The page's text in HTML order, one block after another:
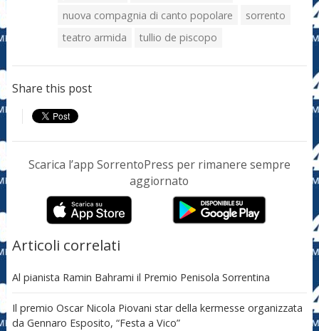
nuova compagnia di canto popolare
sorrento
teatro armida
tullio de piscopo
Share this post
Scarica l’app SorrentoPress per rimanere sempre
aggiornato
Articoli correlati
Al pianista Ramin Bahrami il Premio Penisola Sorrentina
Il premio Oscar Nicola Piovani star della kermesse organizzata
da Gennaro Esposito, “Festa a Vico”